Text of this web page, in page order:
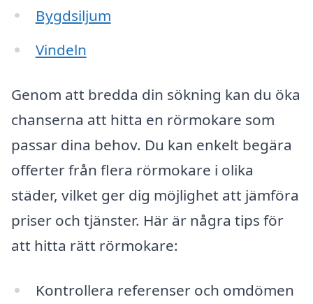
Bygdsiljum
Vindeln
Genom att bredda din sökning kan du öka
chanserna att hitta en rörmokare som
passar dina behov. Du kan enkelt begära
offerter från flera rörmokare i olika
städer, vilket ger dig möjlighet att jämföra
priser och tjänster. Här är några tips för
att hitta rätt rörmokare:
Kontrollera referenser och omdömen